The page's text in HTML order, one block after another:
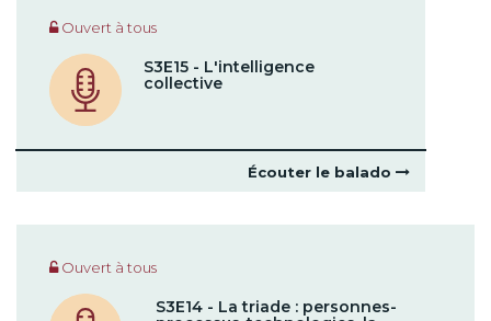
Ouvert à tous
S3E15 - L'intelligence
collective
Écouter le balado
Ouvert à tous
S3E14 - La triade : personnes-